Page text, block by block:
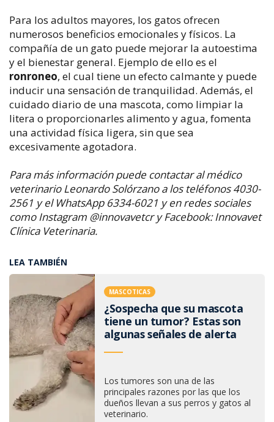
Para los adultos mayores, los gatos ofrecen
numerosos beneficios emocionales y físicos. La
compañía de un gato puede mejorar la autoestima
y el bienestar general. Ejemplo de ello es el
ronroneo, el cual tiene un efecto calmante y puede
inducir una sensación de tranquilidad. Además, el
cuidado diario de una mascota, como limpiar la
litera o proporcionarles alimento y agua, fomenta
una actividad física ligera, sin que sea
excesivamente agotadora.
Para más información puede contactar al médico
veterinario Leonardo Solórzano a los teléfonos 4030-
2561 y el WhatsApp 6334-6021 y en redes sociales
como Instagram @innovavetcr y Facebook: Innovavet
Clínica Veterinaria.
LEA TAMBIÉN
MASCOTICAS
¿Sospecha que su mascota
tiene un tumor? Estas son
algunas señales de alerta
Los tumores son una de las
principales razones por las que los
dueños llevan a sus perros y gatos al
veterinario.